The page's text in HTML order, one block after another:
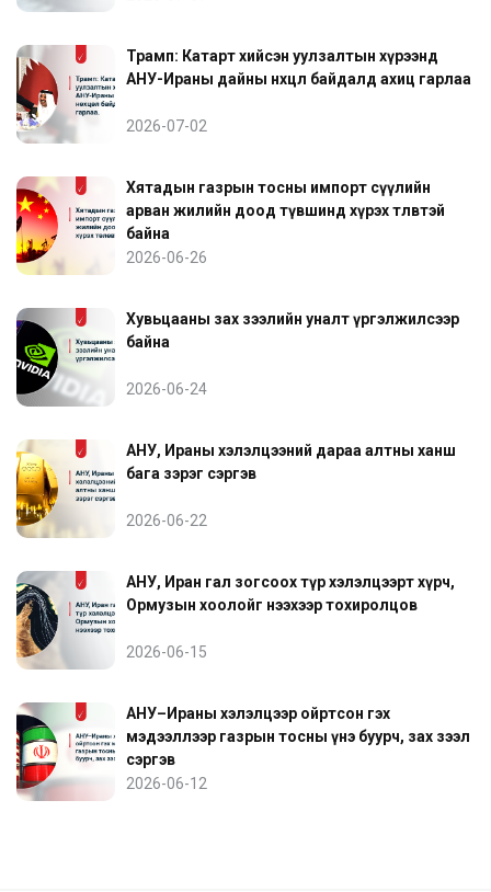
Трамп: Катарт хийсэн уулзалтын хүрээнд
АНУ-Ираны дайны нөхцөл байдалд ахиц гарлаа
2026-07-02
Хятадын газрын тосны импорт сүүлийн
арван жилийн доод түвшинд хүрэх төлөвтэй
байна
2026-06-26
Хувьцааны зах зээлийн уналт үргэлжилсээр
байна
2026-06-24
АНУ, Ираны хэлэлцээний дараа алтны ханш
бага зэрэг сэргэв
2026-06-22
АНУ, Иран гал зогсоох түр хэлэлцээрт хүрч,
Ормузын хоолойг нээхээр тохиролцов
2026-06-15
АНУ–Ираны хэлэлцээр ойртсон гэх
мэдээллээр газрын тосны үнэ буурч, зах зээл
сэргэв
2026-06-12